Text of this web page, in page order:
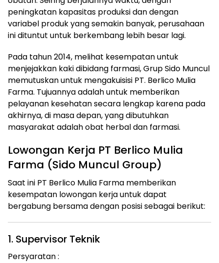
peningkatan kapasitas produksi dan dengan
variabel produk yang semakin banyak, perusahaan
ini dituntut untuk berkembang lebih besar lagi.
Pada tahun 2014, melihat kesempatan untuk
menjejakkan kaki dibidang farmasi, Grup Sido Muncul
memutuskan untuk mengakuisisi PT. Berlico Mulia
Farma. Tujuannya adalah untuk memberikan
pelayanan kesehatan secara lengkap karena pada
akhirnya, di masa depan, yang dibutuhkan
masyarakat adalah obat herbal dan farmasi.
Lowongan Kerja PT Berlico Mulia
Farma (Sido Muncul Group)
Saat ini PT Berlico Mulia Farma memberikan
kesempatan lowongan kerja untuk dapat
bergabung bersama dengan posisi sebagai berikut:
1. Supervisor Teknik
Persyaratan :